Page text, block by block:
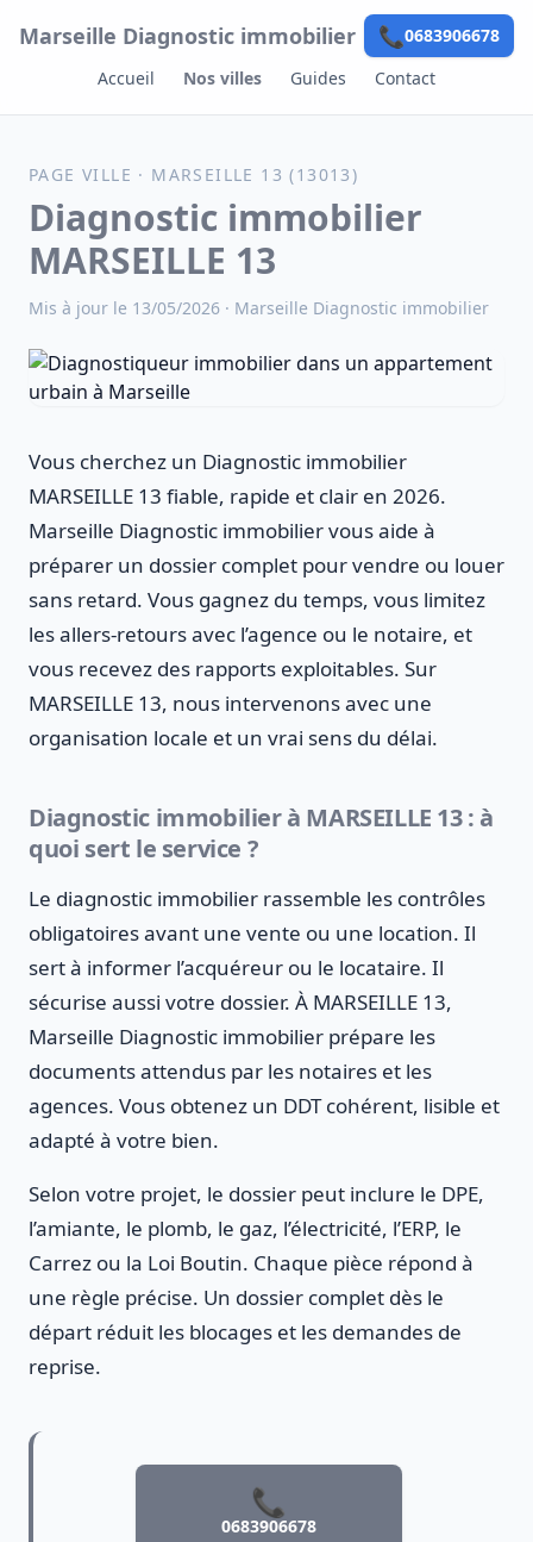
Marseille Diagnostic immobilier 📞0683906678
Accueil
Nos villes Guides Contact
PAGE VILLE · MARSEILLE 13 (13013)
Diagnostic immobilier
MARSEILLE 13
Mis à jour le 13/05/2026 · Marseille Diagnostic immobilier
Vous cherchez un Diagnostic immobilier
MARSEILLE 13 fiable, rapide et clair en 2026.
Marseille Diagnostic immobilier vous aide à
préparer un dossier complet pour vendre ou louer
sans retard. Vous gagnez du temps, vous limitez
les allers-retours avec l’agence ou le notaire, et
vous recevez des rapports exploitables. Sur
MARSEILLE 13, nous intervenons avec une
organisation locale et un vrai sens du délai.
Diagnostic immobilier à MARSEILLE 13 : à
quoi sert le service ?
Le diagnostic immobilier rassemble les contrôles
obligatoires avant une vente ou une location. Il
sert à informer l’acquéreur ou le locataire. Il
sécurise aussi votre dossier. À MARSEILLE 13,
Marseille Diagnostic immobilier prépare les
documents attendus par les notaires et les
agences. Vous obtenez un DDT cohérent, lisible et
adapté à votre bien.
Selon votre projet, le dossier peut inclure le DPE,
l’amiante, le plomb, le gaz, l’électricité, l’ERP, le
Carrez ou la Loi Boutin. Chaque pièce répond à
une règle précise. Un dossier complet dès le
départ réduit les blocages et les demandes de
reprise.
📞
0683906678